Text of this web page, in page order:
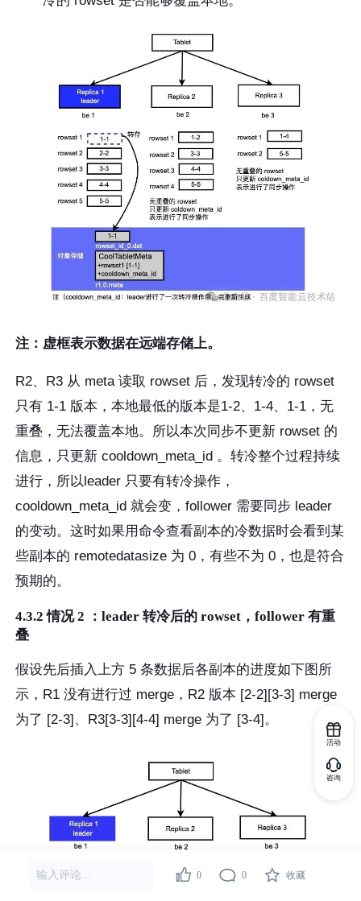
注：虚框表示数据在远端存储上。
R2、R3 从 meta 读取 rowset 后，发现转冷的 rowset
只有 1-1 版本，本地最低的版本是1-2、1-4、1-1，无
重叠，无法覆盖本地。所以本次同步不更新 rowset 的
信息，只更新 cooldown_meta_id 。转冷整个过程持续
进行，所以leader 只要有转冷操作，
cooldown_meta_id 就会变，follower 需要同步 leader
的变动。这时如果用命令查看副本的冷数据时会看到某
些副本的 remotedatasize 为 0，有些不为 0，也是符合
预期的。
4.3.2 情况 2 ：leader 转冷后的 rowset，follower 有重
叠
假设先后插入上方 5 条数据后各副本的进度如下图所
示，R1 没有进行过 merge，R2 版本 [2-2][3-3] merge
为了 [2-3]、R3[3-3][4-4] merge 为了 [3-4]。
输入评论... 0 0 收藏
活动
咨询